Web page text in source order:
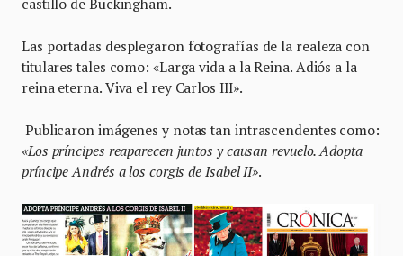
castillo de Buckingham.
Las portadas desplegaron fotografías de la realeza con
titulares tales como: «Larga vida a la Reina. Adiós a la
reina eterna. Viva el rey Carlos III».
Publicaron imágenes y notas tan intrascendentes como:
«Los príncipes reaparecen juntos y causan revuelo. Adopta
príncipe Andrés a los corgis de Isabel II».